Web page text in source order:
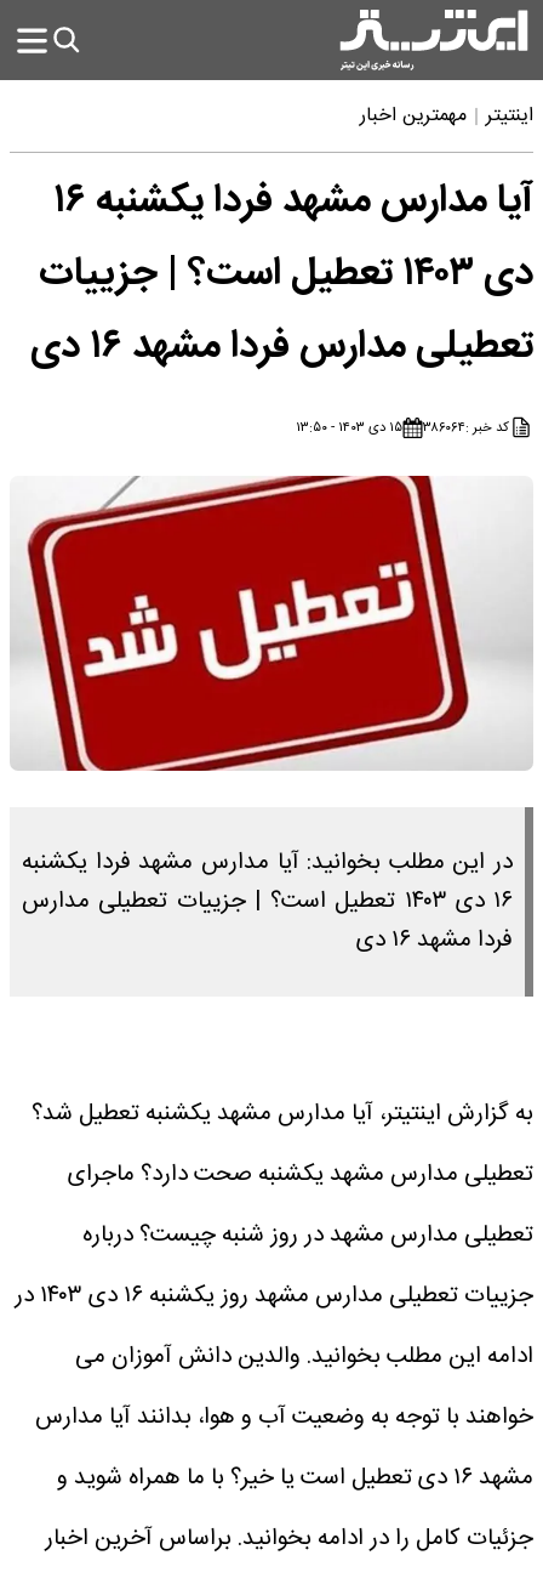
اینتیتر مهمترین اخبار
آیا مدارس مشهد فردا یکشنبه ۱۶
دی ۱۴۰۳ تعطیل است؟ | جزییات
تعطیلی مدارس فردا مشهد ۱۶ دی
کد خبر :۳۸۶۰۶۴ ۱۵ دی ۱۴۰۳ - ۱۳:۵۰
در این مطلب بخوانید: آیا مدارس مشهد فردا یکشنبه
۱۶ دی ۱۴۰۳ تعطیل است؟ | جزییات تعطیلی مدارس
فردا مشهد ۱۶ دی
به گزارش اینتیتر، آیا مدارس مشهد یکشنبه تعطیل شد؟
تعطیلی مدارس مشهد یکشنبه صحت دارد؟ ماجرای
تعطیلی مدارس مشهد در روز شنبه چیست؟ درباره
جزییات تعطیلی مدارس مشهد روز یکشنبه ۱۶ دی ۱۴۰۳ در
ادامه این مطلب بخوانید. والدین دانش آموزان می
خواهند با توجه به وضعیت آب و هوا، بدانند آیا مدارس
مشهد ۱۶ دی تعطیل است یا خیر؟
با ما همراه شوید و
جزئیات کامل را در ادامه بخوانید. براساس آخرین اخبار